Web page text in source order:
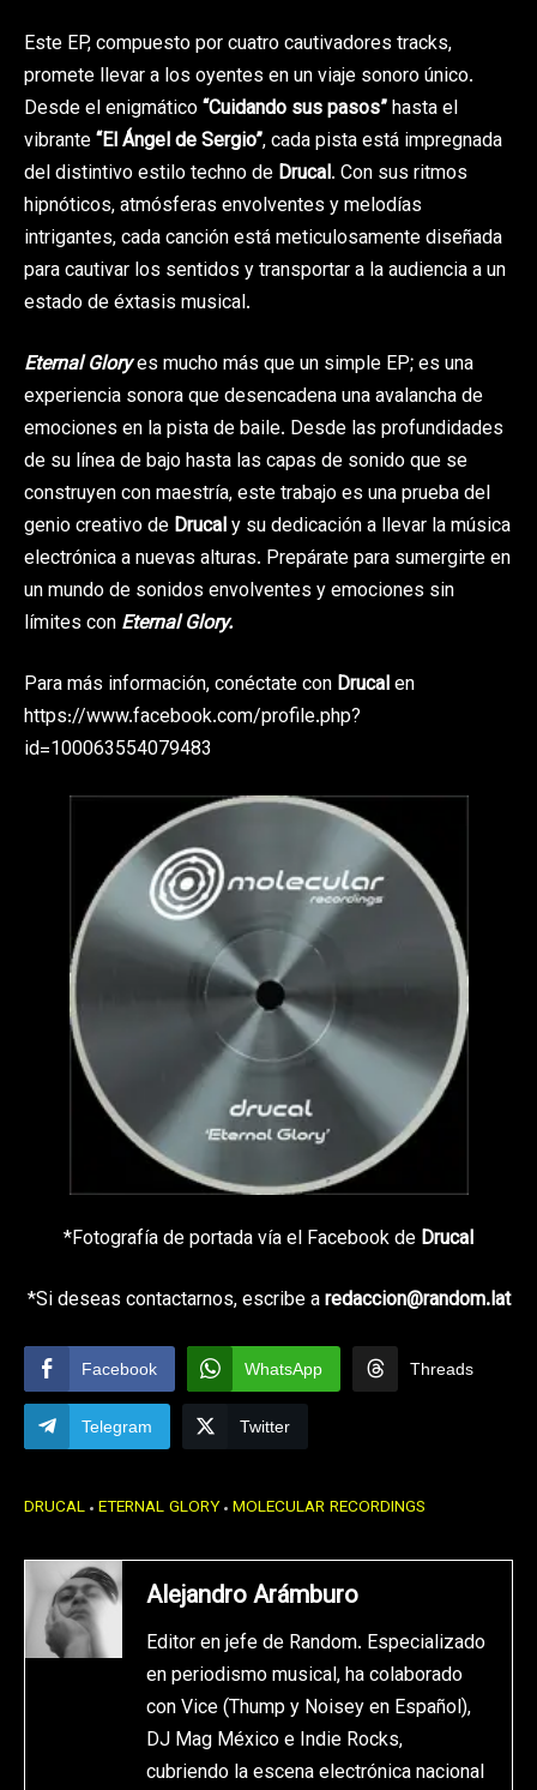
Este EP, compuesto por cuatro cautivadores tracks,
promete llevar a los oyentes en un viaje sonoro único.
Desde el enigmático“Cuidando sus pasos”hasta el
vibrante“El Ángel de Sergio”, cada pista está impregnada
del distintivo estilo techno de Drucal. Con sus ritmos
hipnóticos, atmósferas envolventes y melodías
intrigantes, cada canción está meticulosamente diseñada
para cautivar los sentidos y transportar a la audiencia a un
estado de éxtasis musical.
Eternal Gloryes mucho más que un simple EP; es una
experiencia sonora que desencadena una avalancha de
emociones en la pista de baile. Desde las profundidades
de su línea de bajo hasta las capas de sonido que se
construyen con maestría, este trabajo es una prueba del
genio creativo de Drucaly su dedicación a llevar la música
electrónica a nuevas alturas. Prepárate para sumergirte en
un mundo de sonidos envolventes y emociones sin
límites con Eternal Glory.
Para más información, conéctate con Drucalen
https://www.facebook.com/profile.php?
id=100063554079483
*Fotografía de portada vía el Facebook de Drucal
*Si deseas contactarnos, escribe aredaccion@random.lat
Facebook WhatsApp Threads
Telegram Twitter
DRUCAL ETERNAL GLORY MOLECULAR RECORDINGS
Alejandro Arámburo
Editor en jefe de Random. Especializado
en periodismo musical, ha colaborado
con Vice (Thump y Noisey en Español),
DJ Mag México e Indie Rocks,
cubriendo la escena electrónica nacional